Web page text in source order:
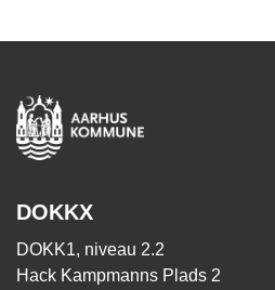
DOKKX
DOKK1, niveau 2.2
Hack Kampmanns Plads 2